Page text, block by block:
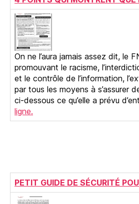
On ne l’aura jamais assez dit, le
promouvant le racisme,
et le contrôle de l’information,
par tous les moyens à s’assurer
ci-dessous ce qu’elle a prévu
ligne.
PETIT GUIDE DE SÉCURITÉ